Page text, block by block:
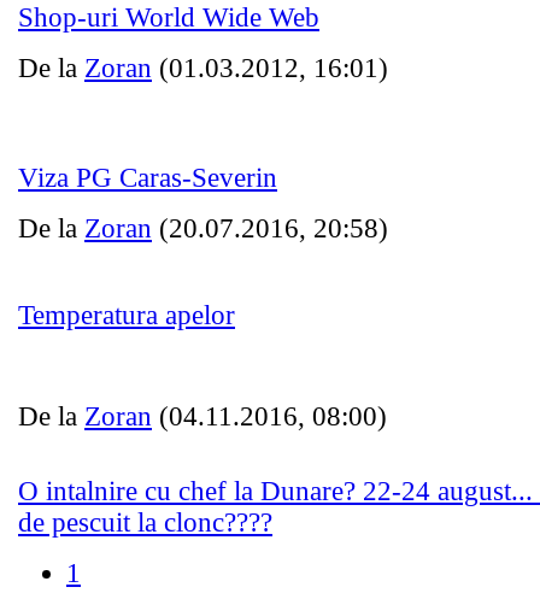
Shop-uri World Wide Web
De la Zoran (01.03.2012, 16:01)
Viza PG Caras-Severin
De la Zoran (20.07.2016, 20:58)
Temperatura apelor
De la Zoran (04.11.2016, 08:00)
O intalnire cu chef la Dunare? 22-24
de pescuit la clonc????
1